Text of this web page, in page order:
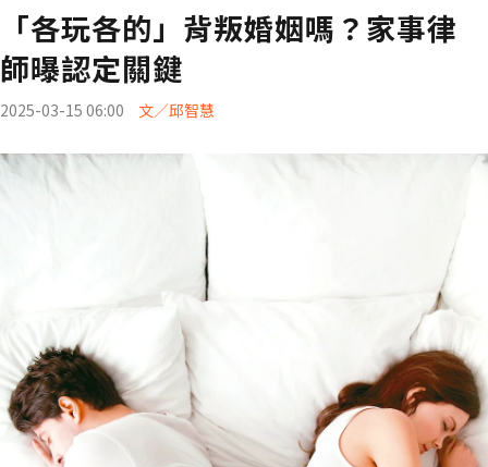
「各玩各的」背叛婚姻嗎？家事律
師曝認定關鍵
2025-03-15 06:00 文／邱智慧